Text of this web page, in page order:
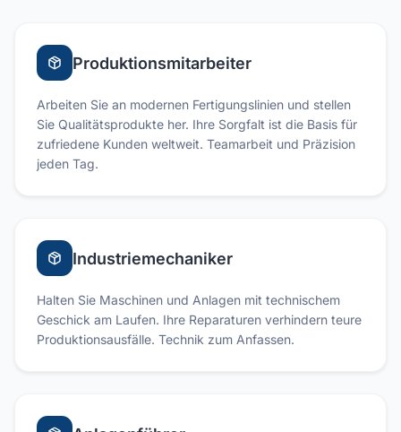
Produktionsmitarbeiter
Arbeiten Sie an modernen Fertigungslinien und stellen
Sie Qualitätsprodukte her. Ihre Sorgfalt ist die Basis für
zufriedene Kunden weltweit. Teamarbeit und Präzision
jeden Tag.
Industriemechaniker
Halten Sie Maschinen und Anlagen mit technischem
Geschick am Laufen. Ihre Reparaturen verhindern teure
Produktionsausfälle. Technik zum Anfassen.